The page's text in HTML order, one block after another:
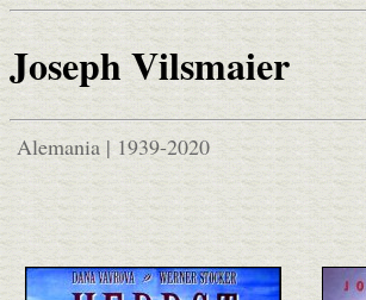
Joseph Vilsmaier
Alemania | 1939-2020